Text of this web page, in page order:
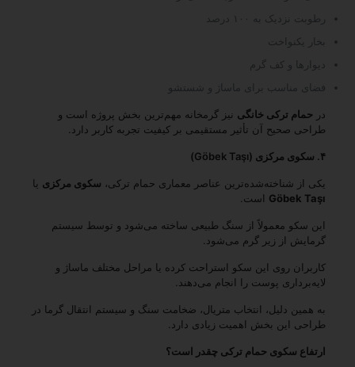
رطوبت نزدیک به ۱۰۰ درصد
بخار یکنواخت
دیوارها و کف گرم
فضای مناسب برای ماساژ و شستشو
در حمام ترکی خانگی نیز گرمخانه مهم‌ترین بخش پروژه است و
طراحی صحیح آن تأثیر مستقیمی بر کیفیت تجربه کاربر دارد.
۴. سکوی مرکزی (Göbek Taşı)
یکی از شناخته‌شده‌ترین عناصر معماری حمام ترکی، سکوی مرکزی یا
Göbek Taşı است.
این سکو معمولاً از سنگ طبیعی ساخته می‌شود و توسط سیستم
گرمایش از زیر گرم می‌شود.
کاربران روی این سکو استراحت کرده یا مراحل مختلف ماساژ و
لایه‌برداری پوست را انجام می‌دهند.
به همین دلیل، انتخاب متریال، ضخامت سنگ و سیستم انتقال گرما در
طراحی این بخش اهمیت زیادی دارد.
ارتفاع سکوی حمام ترکی چقدر است؟